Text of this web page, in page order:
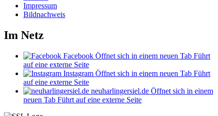
Impressum
Bildnachweis
Im Netz
Facebook Öffnet sich in einem neuen Tab Führt
auf eine externe Seite
Instagram Öffnet sich in einem neuen Tab Führt
auf eine externe Seite
neuharlingersiel.de Öffnet sich in einem
neuen Tab Führt auf eine externe Seite